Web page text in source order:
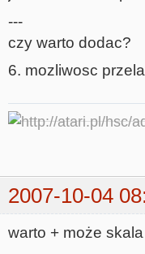
---
czy warto dodac?
6. mozliwosc
2007-10-04
warto + może